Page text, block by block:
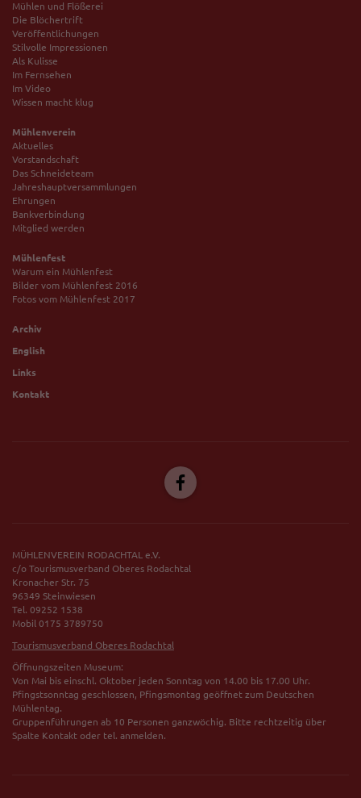
Mühlen und Flößerei
Die Blöchertrift
Veröffentlichungen
Stilvolle Impressionen
Als Kulisse
Im Fernsehen
Im Video
Wissen macht klug
Mühlenverein
Aktuelles
Vorstandschaft
Das Schneideteam
Jahreshauptversammlungen
Ehrungen
Bankverbindung
Mitglied werden
Mühlenfest
Warum ein Mühlenfest
Bilder vom Mühlenfest 2016
Fotos vom Mühlenfest 2017
Archiv
English
Links
Kontakt
MÜHLENVEREIN RODACHTAL e.V.
c/o Tourismusverband Oberes Rodachtal
Kronacher Str. 75
96349 Steinwiesen
Tel. 09252 1538
Mobil 0175 3789750
Tourismusverband Oberes Rodachtal
Öffnungszeiten Museum:
Von Mai bis einschl. Oktober jeden Sonntag von 14.00 bis 17.00 Uhr.
Pfingstsonntag geschlossen, Pfingsmontag geöffnet zum Deutschen
Mühlentag.
Gruppenführungen ab 10 Personen ganzwöchig. Bitte rechtzeitig über
Spalte Kontakt oder tel. anmelden.